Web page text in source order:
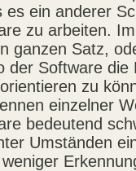
es ein anderer
zu arbeiten.
ganzen Satz,
der Software die
zu
einzelner
bedeutend
Umständen